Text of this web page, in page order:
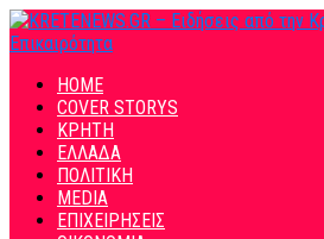
HOME
COVER STORYS
ΚΡΗΤΗ
ΕΛΛΑΔΑ
ΠΟΛΙΤΙΚΗ
MEDIA
ΕΠΙΧΕΙΡΗΣΕΙΣ